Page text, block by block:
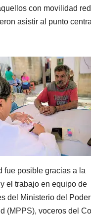
con movilidad
asistir al punto
fue posible gracias a la
el trabajo en equipo de
del Ministerio del
(MPPS), voceros del